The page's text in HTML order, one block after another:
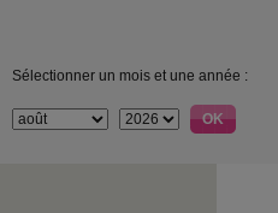
Sélectionner un mois et une année :